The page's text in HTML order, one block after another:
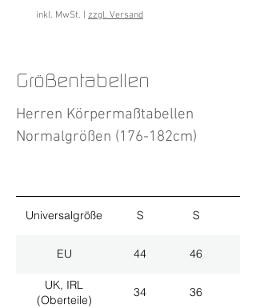
inkl. MwSt. zzgl. Versand
Größentabellen
Herren Körpermaßtabellen
Normalgrößen (176-182cm)
Universalgröße S S
EU 44 46
UK, IRL
(Oberteile)
34 36